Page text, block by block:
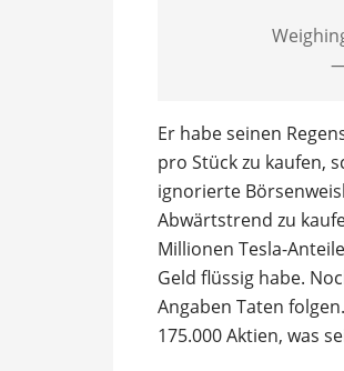
Er habe seinen
pro Stück zu kaufen,
ignorierte
Abwärtstrend zu
Millionen Tesla-
Geld flüssig habe.
Angaben Taten
175.000 Aktien, was